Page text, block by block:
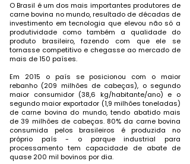
O Brasil é um dos mais importantes produtores de
carne bovina no mundo, resultado de décadas de
investimento em tecnologia que elevou não só a
produtividade como também a qualidade do
produto brasileiro, fazendo com que ele se
tornasse competitivo e chegasse ao mercado de
mais de 150 países.
Em 2015 o país se posicionou com o maior
rebanho (209 milhões de cabeças), o segundo
maior consumidor (38,6 kg/habitante/ano) e o
segundo maior exportador (1,9 milhões toneladas)
de carne bovina do mundo, tendo abatido mais
de 39 milhões de cabeças. 80% da carne bovina
consumida pelos brasileiros é produzida no
próprio país - o parque industrial para
processamento tem capacidade de abate de
quase 200 mil bovinos por dia.